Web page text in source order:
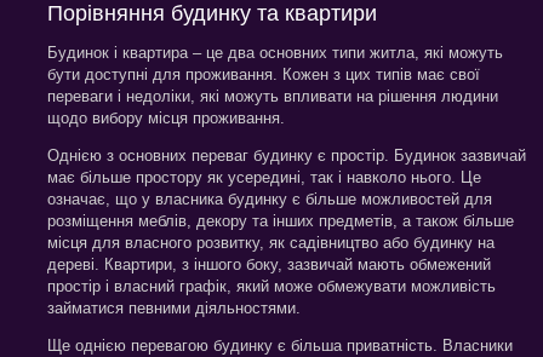
Порівняння будинку та квартири
Будинок і квартира – це два основних типи житла, які можуть
бути доступні для проживання. Кожен з цих типів має свої
переваги і недоліки, які можуть впливати на рішення людини
щодо вибору місця проживання.
Однією з основних переваг будинку є простір. Будинок зазвичай
має більше простору як усередині, так і навколо нього. Це
означає, що у власника будинку є більше можливостей для
розміщення меблів, декору та інших предметів, а також більше
місця для власного розвитку, як садівництво або будинку на
дереві. Квартири, з іншого боку, зазвичай мають обмежений
простір і власний графік, який може обмежувати можливість
займатися певними діяльностями.
Ще однією перевагою будинку є більша приватність. Власники